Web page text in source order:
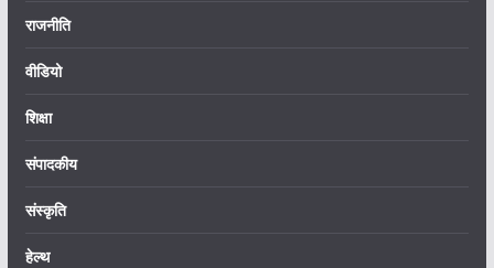
राजनीति
वीडियो
शिक्षा
संपादकीय
संस्कृति
हेल्थ